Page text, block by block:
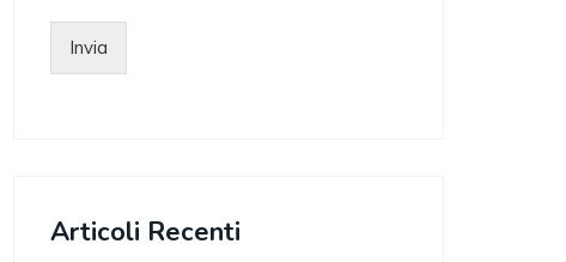
Invia
Articoli Recenti